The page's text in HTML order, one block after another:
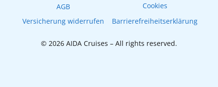
AGB
Cookies
Versicherung widerrufen
Barrierefreiheitserklärung
© 2026 AIDA Cruises – All rights reserved.